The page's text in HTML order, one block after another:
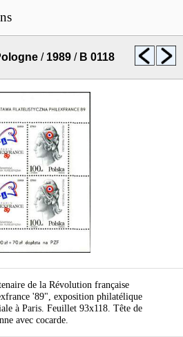
/ 1989 / B 0118
de la Révolution française
'89", exposition philatélique
à Paris. Feuillet 93x118. Tête de
avec cocarde.